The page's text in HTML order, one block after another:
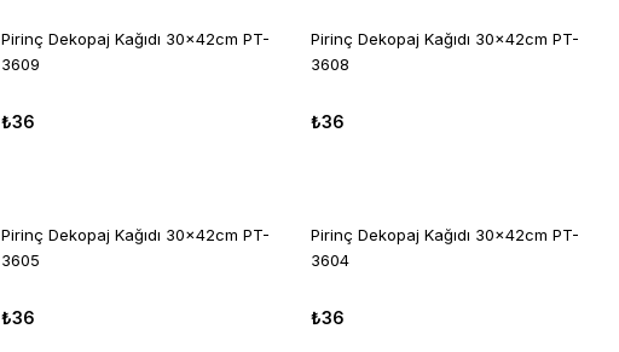
Pirinç Dekopaj Kağıdı 30x42cm PT-
3609
₺36
Pirinç Dekopaj Kağıdı 30x42cm PT-
3608
₺36
Pirinç Dekopaj Kağıdı 30x42cm PT-
3605
₺36
Pirinç Dekopaj Kağıdı 30x42cm PT-
3604
₺36